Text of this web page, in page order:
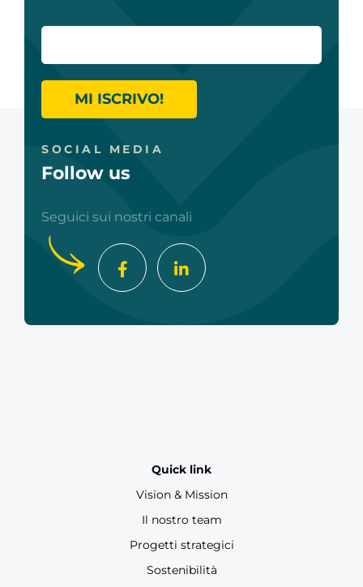
MI ISCRIVO!
SOCIAL MEDIA
Follow us
Seguici sui nostri canali
Quick link
Vision & Mission
Il nostro team
Progetti strategici
Sostenibilità